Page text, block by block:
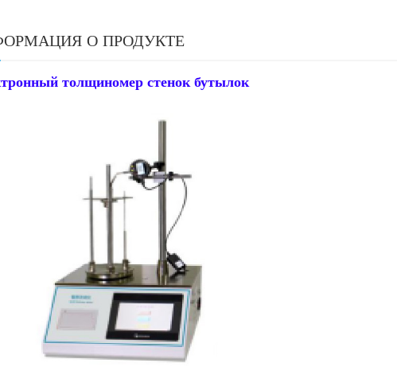
О ПРОДУКТЕ
толщиномер стенок бутылок